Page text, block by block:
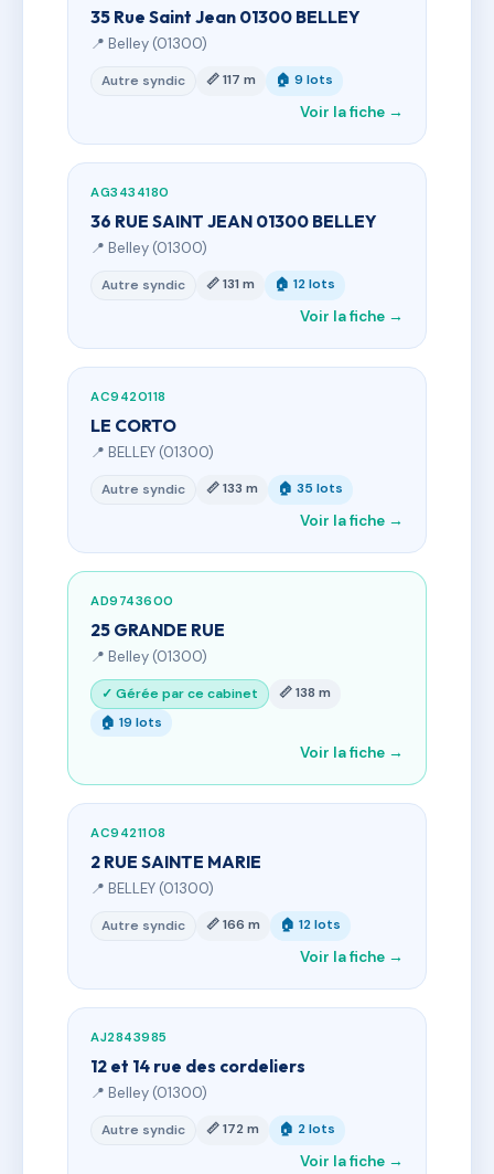
35 Rue Saint Jean 01300 BELLEY
📍 Belley (01300)
Autre syndic 📏 117 m 🏠 9 lots
Voir la fiche →
AG3434180
36 RUE SAINT JEAN 01300 BELLEY
📍 Belley (01300)
Autre syndic 📏 131 m 🏠 12 lots
Voir la fiche →
AC9420118
LE CORTO
📍 BELLEY (01300)
Autre syndic 📏 133 m 🏠 35 lots
Voir la fiche →
AD9743600
25 GRANDE RUE
📍 Belley (01300)
✓ Gérée par ce cabinet
📏 138 m
🏠 19 lots
Voir la fiche →
AC9421108
2 RUE SAINTE MARIE
📍 BELLEY (01300)
Autre syndic 📏 166 m 🏠 12 lots
Voir la fiche →
AJ2843985
12 et 14 rue des cordeliers
📍 Belley (01300)
Autre syndic 📏 172 m 🏠 2 lots
Voir la fiche →